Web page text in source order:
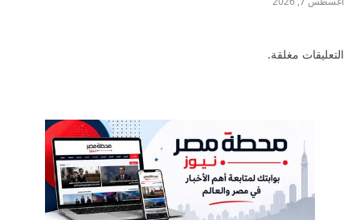
التعليقات مغلقة.